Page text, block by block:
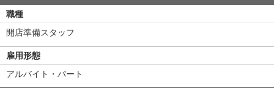
職種
開店準備スタッフ
雇用形態
アルバイト・パート